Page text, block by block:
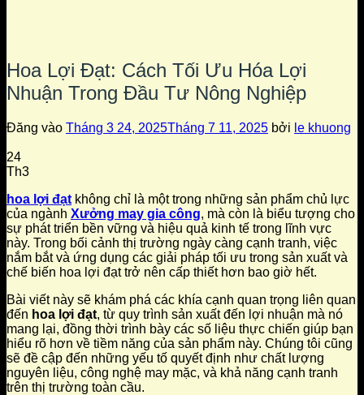
Hoa Lợi Đạt: Cách Tối Ưu Hóa Lợi
Nhuận Trong Đầu Tư Nông Nghiệp
Đăng vào Tháng 3 24, 2025Tháng 7 11, 2025 bởi le khuong
24
Th3
hoa lợi đạt không chỉ là một trong những sản phẩm chủ lực
của ngành Xưởng may gia công, mà còn là biểu tượng cho
sự phát triển bền vững và hiệu quả kinh tế trong lĩnh vực
này. Trong bối cảnh thị trường ngày càng cạnh tranh, việc
nắm bắt và ứng dụng các giải pháp tối ưu trong sản xuất và
chế biến hoa lợi đạt trở nên cấp thiết hơn bao giờ hết.
Bài viết này sẽ khám phá các khía cạnh quan trọng liên quan
đến hoa lợi đạt, từ quy trình sản xuất đến lợi nhuận mà nó
mang lại, đồng thời trình bày các số liệu thực chiến giúp bạn
hiểu rõ hơn về tiềm năng của sản phẩm này. Chúng tôi cũng
sẽ đề cập đến những yếu tố quyết định như chất lượng
nguyên liệu, công nghệ may mặc, và khả năng cạnh tranh
trên thị trường toàn cầu.